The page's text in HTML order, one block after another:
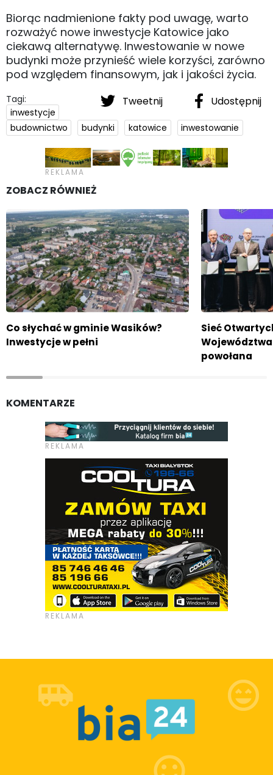
Biorąc nadmienione fakty pod uwagę, warto
rozważyć nowe inwestycje Katowice jako
ciekawą alternatywę. Inwestowanie w nowe
budynki może przynieść wiele korzyści, zarówno
pod względem finansowym, jak i jakości życia.
Tweetnij Udostępnij
Tagi:
inwestycje
budownictwo
budynki katowice inwestowanie
ZOBACZ RÓWNIEŻ
Co słychać w gminie Wasików?
Inwestycje w pełni
Sieć
powołana
KOMENTARZE